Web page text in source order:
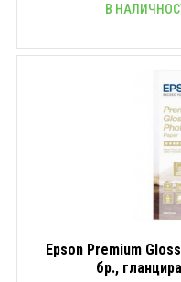
В
Epson Premium
бр.,